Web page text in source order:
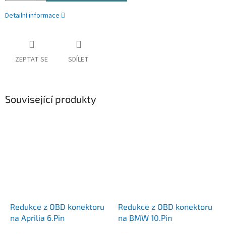
Detailní informace
ZEPTAT SE SDÍLET
Související produkty
Redukce z OBD konektoru
na Aprilia 6.Pin
Redukce z OBD konektoru
na BMW 10.Pin